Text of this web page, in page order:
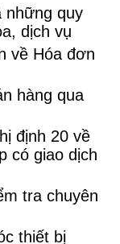
những quy
dịch vụ
về Hóa đơn
hàng qua
định 20 về
có giao dịch
tra chuyên
thiết bị